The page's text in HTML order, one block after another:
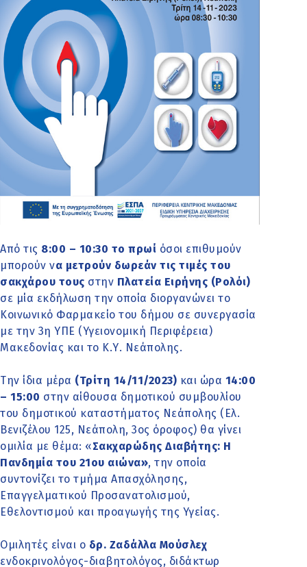
Από τις 8:00 – 10:30 το πρωί όσοι επιθυμούν
μπορούν να μετρούν δωρεάν τις τιμές του
σακχάρου τους στην Πλατεία Ειρήνης (Ρολόι)
σε μία εκδήλωση την οποία διοργανώνει το
Κοινωνικό Φαρμακείο του δήμου σε συνεργασία
με την 3η ΥΠΕ (Υγειονομική Περιφέρεια)
Μακεδονίας και το Κ.Υ. Νεάπολης.
Την ίδια μέρα (Τρίτη 14/11/2023) και ώρα 14:00
– 15:00 στην αίθουσα δημοτικού συμβουλίου
του δημοτικού καταστήματος Νεάπολης (Ελ.
Βενιζέλου 125, Νεάπολη, 3ος όροφος) θα γίνει
ομιλία με θέμα: «Σακχαρώδης Διαβήτης: Η
Πανδημία του 21ου αιώνα», την οποία
συντονίζει το τμήμα Απασχόλησης,
Επαγγελματικού Προσανατολισμού,
Εθελοντισμού και προαγωγής της Υγείας.
Ομιλητές είναι ο δρ. Ζαδάλλα Μούσλεχ
ενδοκρινολόγος-διαβητολόγος, διδάκτωρ